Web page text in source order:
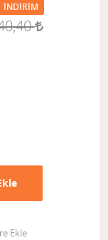
İNDIRIM
Ekle